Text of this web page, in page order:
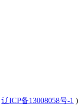
辽ICP备13008058号-1